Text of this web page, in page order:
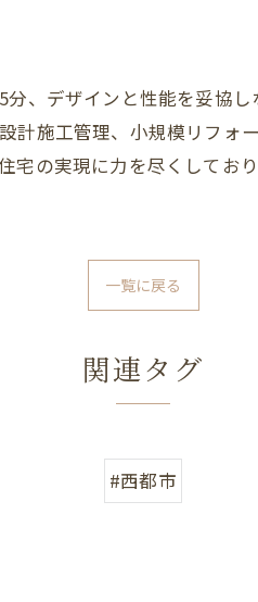
、デザインと性能を妥協
施工管理、小規模リフォ
の実現に力を尽くしており
一覧に戻る
関連タグ
#西都市